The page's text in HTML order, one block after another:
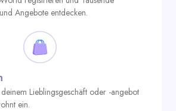
Angebote entdecken.
Lieblingsgeschäft oder -angebot
ein.